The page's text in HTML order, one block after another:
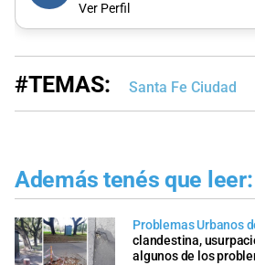
Ver Perfil
#TEMAS: Santa Fe Ciudad
Además tenés que leer:
Problemas Urbanos
clandestina,
algunos de los